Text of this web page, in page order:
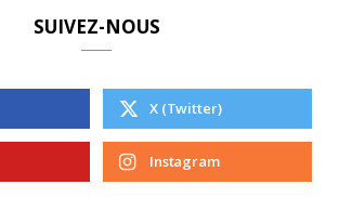
SUIVEZ-NOUS
X (Twitter)
Instagram